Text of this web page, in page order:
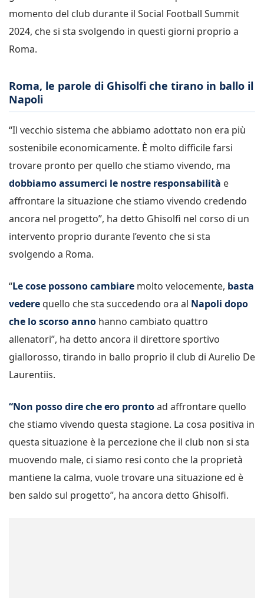
momento del club durante il Social Football Summit
2024, che si sta svolgendo in questi giorni proprio a
Roma.
Roma, le parole di Ghisolfi che tirano in ballo il
Napoli
“Il vecchio sistema che abbiamo adottato non era più
sostenibile economicamente. È molto difficile farsi
trovare pronto per quello che stiamo vivendo, ma
dobbiamo assumerci le nostre responsabilità e
affrontare la situazione che stiamo vivendo credendo
ancora nel progetto”, ha detto Ghisolfi nel corso di un
intervento proprio durante l’evento che si sta
svolgendo a Roma.
“Le cose possono cambiare molto velocemente, basta
vedere quello che sta succedendo ora al Napoli dopo
che lo scorso anno hanno cambiato quattro
allenatori”, ha detto ancora il direttore sportivo
giallorosso, tirando in ballo proprio il club di Aurelio De
Laurentiis.
“Non posso dire che ero prontoad affrontare quello
che stiamo vivendo questa stagione. La cosa positiva in
questa situazione è la percezione che il club non si sta
muovendo male, ci siamo resi conto che la proprietà
mantiene la calma, vuole trovare una situazione ed è
ben saldo sul progetto”, ha ancora detto Ghisolfi.